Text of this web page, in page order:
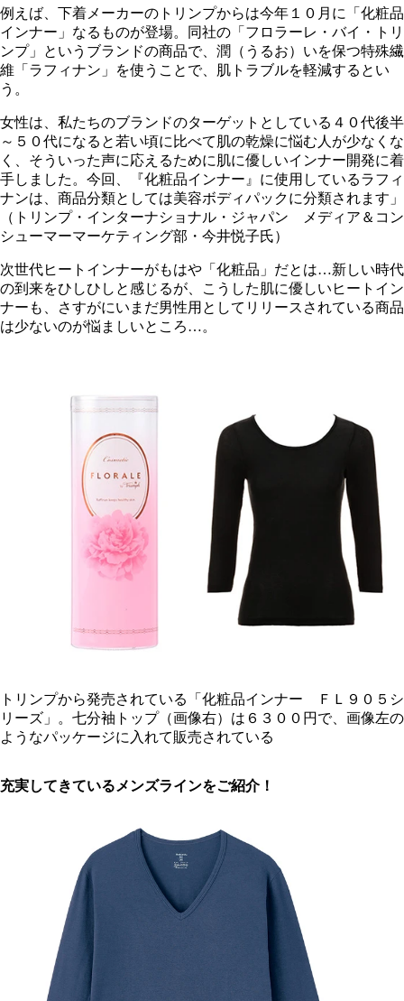
例えば、下着メーカーのトリンプからは今年１０月に「化粧品
インナー」なるものが登場。同社の「フロラーレ・バイ・トリ
ンプ」というブランドの商品で、潤（うるお）いを保つ特殊繊
維「ラフィナン」を使うことで、肌トラブルを軽減するとい
う。
女性は、私たちのブランドのターゲットとしている４０代後半
～５０代になると若い頃に比べて肌の乾燥に悩む人が少なくな
く、そういった声に応えるために肌に優しいインナー開発に着
手しました。今回、『化粧品インナー』に使用しているラフィ
ナンは、商品分類としては美容ボディパックに分類されます」
（トリンプ・インターナショナル・ジャパン メディア＆コン
シューマーマーケティング部・今井悦子氏）
次世代ヒートインナーがもはや「化粧品」だとは…新しい時代
の到来をひしひしと感じるが、こうした肌に優しいヒートイン
ナーも、さすがにいまだ男性用としてリリースされている商品
は少ないのが悩ましいところ…。
トリンプから発売されている「化粧品インナー ＦＬ９０５シ
リーズ」。七分袖トップ（画像右）は６３００円で、画像左の
ようなパッケージに入れて販売されている
充実してきているメンズラインをご紹介！